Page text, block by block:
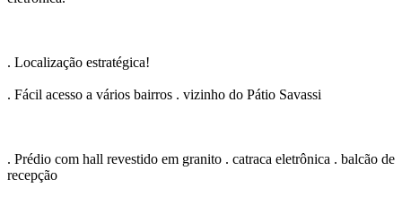
. Localização estratégica!
. Fácil acesso a vários bairros . vizinho do Pátio Savassi
. Prédio com hall revestido em granito . catraca eletrônica . balcão de
recepção